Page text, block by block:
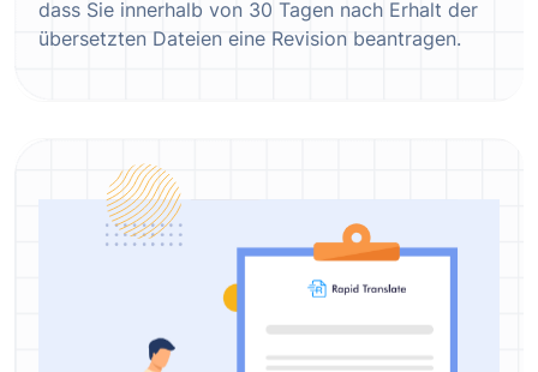
dass Sie innerhalb von 30 Tagen nach Erhalt der
übersetzten Dateien eine Revision beantragen.